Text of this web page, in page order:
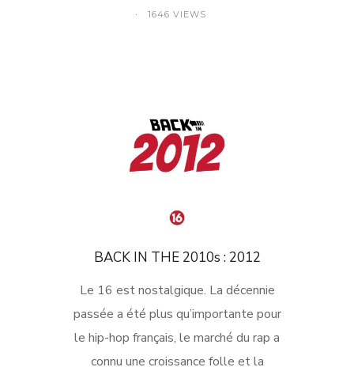
1646 VIEWS
BACK IN THE 2010s : 2012
Le 16 est nostalgique. La décennie
passée a été plus qu’importante pour
le hip-hop français, le marché du rap a
connu une croissance folle et la